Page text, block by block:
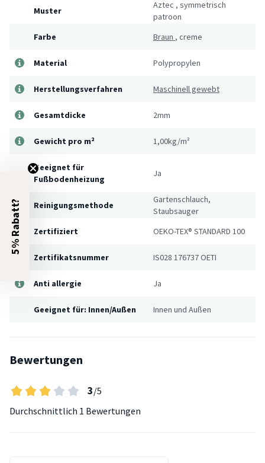
Muster
Aztec , symmetrisch
patroon
Farbe
Braun , creme
Material Polypropylen
Herstellungsverfahren Maschinell gewebt
Gesamtdicke 2mm
Gewicht pro m² 1,00kg/m²
Geeignet für
Fußbodenheizung
Ja
Reinigungsmethode
Gartenschlauch,
Staubsauger
Zertifiziert
OEKO-TEX® STANDARD 100
Zertifikatsnummer IS028 176737 OETI
Anti allergie Ja
Geeignet für: Innen/Außen Innen und Außen
Bewertungen
3/5
Durchschnittlich 1 Bewertungen
5% Rabatt?